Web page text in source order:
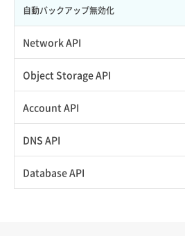
自動バックアップ無効化
Network API
POOL一覧取得
POOL削除
POOL更新
Object Storage API
Web公開
アカウント容量設定
アカウント情報取得
Account API
アイテム一覧取得
アイテム詳細取得
DNS API
ゾーンファイルインポート
Database API